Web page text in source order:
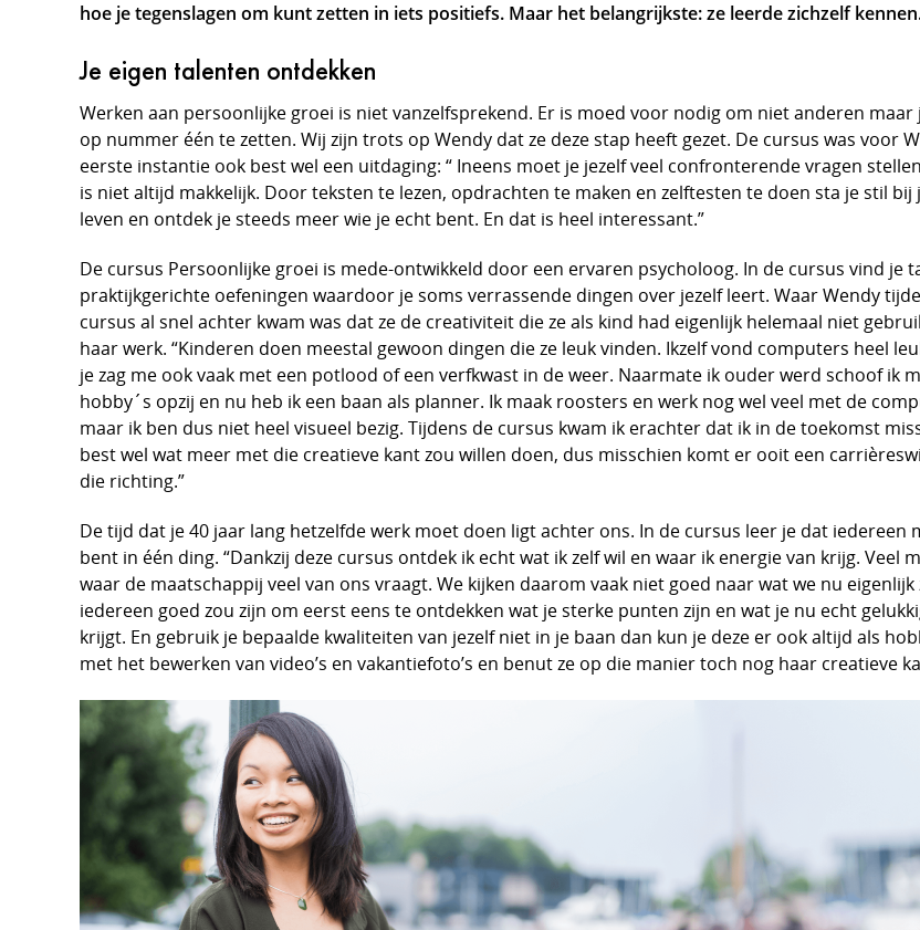
hoe je tegenslagen om kunt zetten in iets positiefs. Maar het belangrijkste: ze leerde zichzelf
Je eigen talenten ontdekken
Werken aan persoonlijke groei is niet vanzelfsprekend. Er is moed voor nodig om niet anderen maar
op nummer één te zetten. Wij zijn trots op Wendy dat ze deze stap heeft gezet. De cursus was voor
eerste instantie ook best wel een uitdaging: “ Ineens moet je jezelf veel confronterende vragen
is niet altijd makkelijk. Door teksten te lezen, opdrachten te maken en zelftesten te doen sta je stil bij
leven en ontdek je steeds meer wie je echt bent. En dat is heel interessant.”
De cursus Persoonlijke groei is mede-ontwikkeld door een ervaren psycholoog. In de cursus vind je
praktijkgerichte oefeningen waardoor je soms verrassende dingen over jezelf leert. Waar Wendy
cursus al snel achter kwam was dat ze de creativiteit die ze als kind had eigenlijk helemaal niet
haar werk. “Kinderen doen meestal gewoon dingen die ze leuk vinden. Ikzelf vond computers heel
je zag me ook vaak met een potlood of een verfkwast in de weer. Naarmate ik ouder werd schoof ik
hobby´s opzij en nu heb ik een baan als planner. Ik maak roosters en werk nog wel veel met de
maar ik ben dus niet heel visueel bezig. Tijdens de cursus kwam ik erachter dat ik in de toekomst
best wel wat meer met die creatieve kant zou willen doen, dus misschien komt er ooit een
die richting.”
De tijd dat je 40 jaar lang hetzelfde werk moet doen ligt achter ons. In de cursus leer je dat
bent in één ding. “Dankzij deze cursus ontdek ik echt wat ik zelf wil en waar ik energie van krijg. Veel
waar de maatschappij veel van ons vraagt. We kijken daarom vaak niet goed naar wat we nu
iedereen goed zou zijn om eerst eens te ontdekken wat je sterke punten zijn en wat je nu echt
krijgt. En gebruik je bepaalde kwaliteiten van jezelf niet in je baan dan kun je deze er ook altijd als
met het bewerken van video’s en vakantiefoto’s en benut ze op die manier toch nog haar creatieve